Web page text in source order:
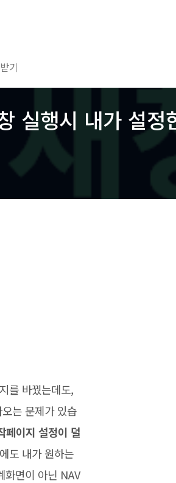
기
실행시 내가 설정
를 바꿨는데도,
는 문제가 있습
페이지 설정이 덜
도 내가 원하는
화면이 아닌 NAV